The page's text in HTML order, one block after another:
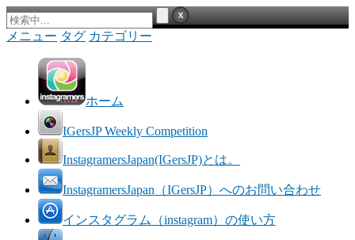
メニュー タグ カテゴリー
ホーム
IGersJP Weekly Competition
InstagramersJapan(IGersJP)とは。
InstagramersJapan（IGersJP）へのお問い合わせ
インスタグラム（instagram）の使い方